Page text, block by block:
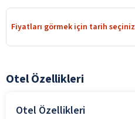
Fiyatları görmek için tarih seçiniz
Otel Özellikleri
Otel Özellikleri